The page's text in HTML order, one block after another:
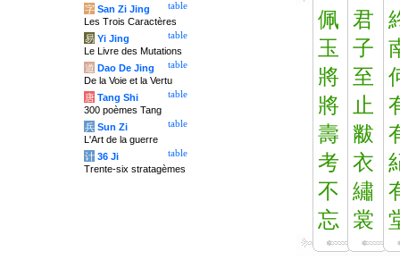
佩
玉
將
將
壽
考
不
忘
君
子
至
止
黻
衣
繡
裳
table
字 San Zi Jing
Les Trois Caractères
table
易 Yi Jing
Le Livre des Mutations
table
道 Dao De Jing
De la Voie et la Vertu
table
唐 Tang Shi
300 poèmes Tang
table
兵 Sun Zi
L'Art de la guerre
table
计 36 Ji
Trente-six stratagèmes